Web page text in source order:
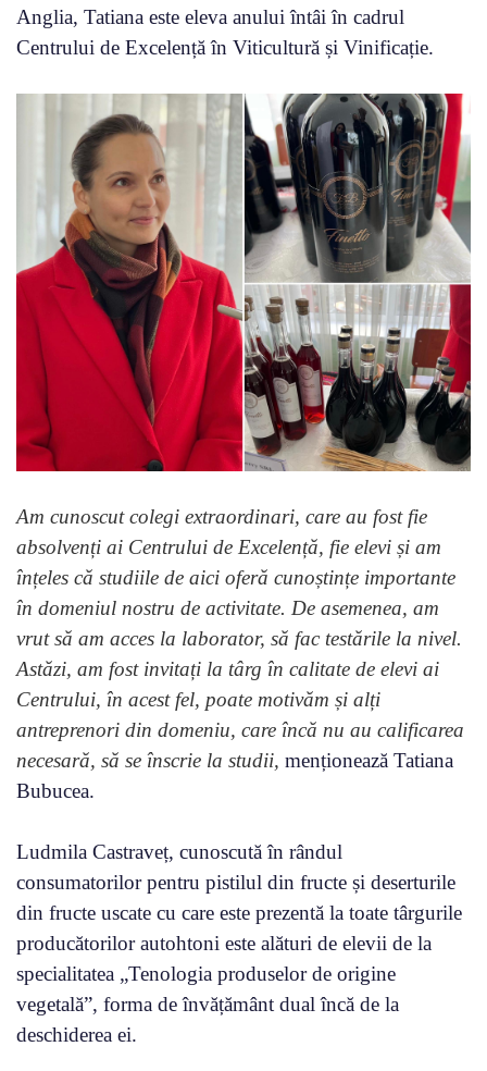
Anglia, Tatiana este eleva anului întâi în cadrul
Centrului de Excelență în Viticultură și Vinificație.
Am cunoscut colegi extraordinari, care au fost fie
absolvenți ai Centrului de Excelență, fie elevi și am
înțeles că studiile de aici oferă cunoștințe importante
în domeniul nostru de activitate. De asemenea, am
vrut să am acces la laborator, să fac testările la nivel.
Astăzi, am fost invitați la târg în calitate de elevi ai
Centrului, în acest fel, poate motivăm și alți
antreprenori din domeniu, care încă nu au calificarea
necesară, să se înscrie la studii, menționează Tatiana
Bubucea.
Ludmila Castraveț, cunoscută în rândul
consumatorilor pentru pistilul din fructe și deserturile
din fructe uscate cu care este prezentă la toate târgurile
producătorilor autohtoni este alături de elevii de la
specialitatea „Tenologia produselor de origine
vegetală”, forma de învățământ dual încă de la
deschiderea ei.